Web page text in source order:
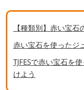
【種類別】赤い宝石
赤い宝石を使ったジ
TJFESで赤い宝石を
けよう